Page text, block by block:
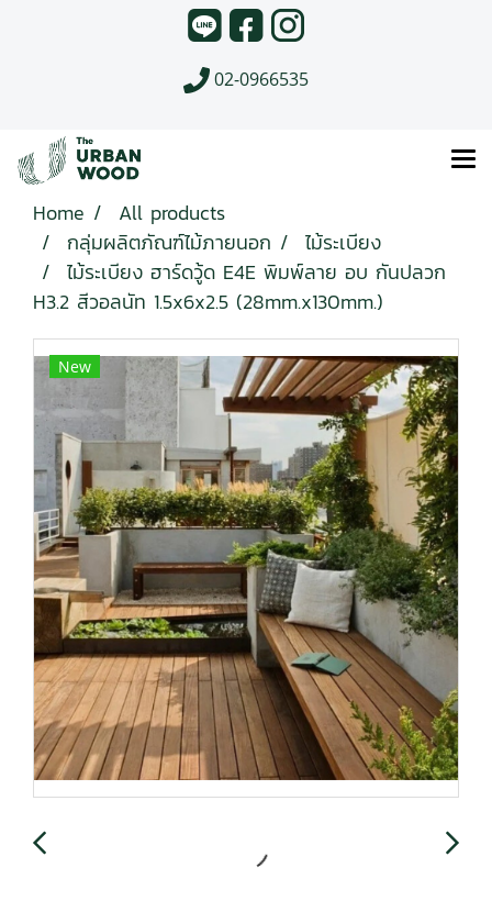
02-0966535
Home
All products
กลุ่มผลิตภัณฑ์ไม้ภายนอก
ไม้ระเบียง
ไม้ระเบียง ฮาร์ดวู้ด E4E พิมพ์ลาย อบ กันปลวก
H3.2 สีวอลนัท 1.5x6x2.5 (28mm.x130mm.)
New